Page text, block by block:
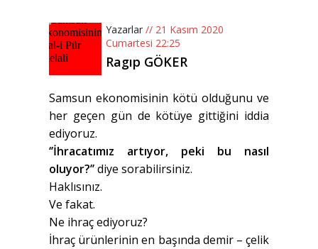
Yazarlar // 21 Kasım 2020
Cumartesi 22:25
Ragıp GÖKER
Samsun ekonomisinin kötü olduğunu ve
her geçen gün de kötüye gittiğini iddia
ediyoruz.
‘’İhracatımız artıyor, peki bu nasıl
oluyor?’’diye sorabilirsiniz.
Haklısınız.
Ve fakat.
Ne ihraç ediyoruz?
İhraç ürünlerinin en başında demir – çelik